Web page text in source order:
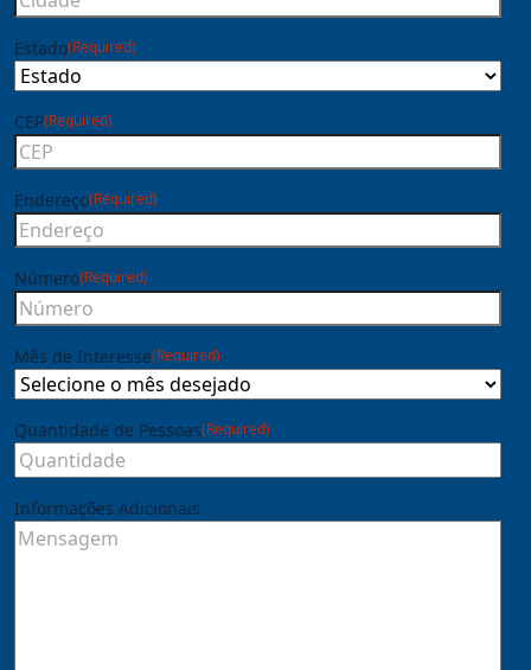
Estado(Required)
CEP(Required)
Endereço(Required)
Número(Required)
Mês de Interesse(Required)
Quantidade de Pessoas(Required)
Informações Adicionais